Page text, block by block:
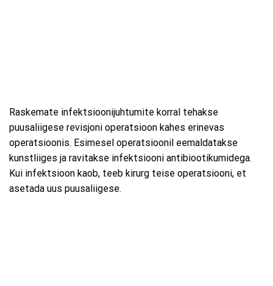
Raskemate infektsioonijuhtumite korral tehakse
puusaliigese revisjoni operatsioon kahes erinevas
operatsioonis. Esimesel operatsioonil eemaldatakse
kunstliiges ja ravitakse infektsiooni antibiootikumidega.
Kui infektsioon kaob, teeb kirurg teise operatsiooni, et
asetada uus puusaliigese.